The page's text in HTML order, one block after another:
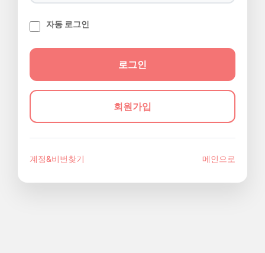
자동 로그인
회원가입
계정&비번찾기 메인으로